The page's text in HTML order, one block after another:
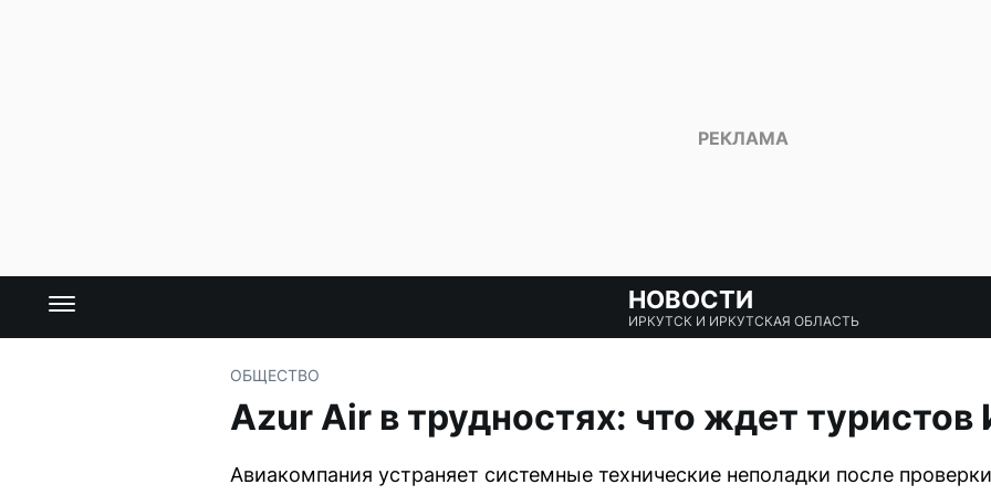
НОВОСТИ
ИРКУТСК И ИРКУТСКАЯ ОБЛАСТЬ
ОБЩЕСТВО
Azur Air в трудностях: что ждет туристов
Авиакомпания устраняет системные технические неполадки после проверки